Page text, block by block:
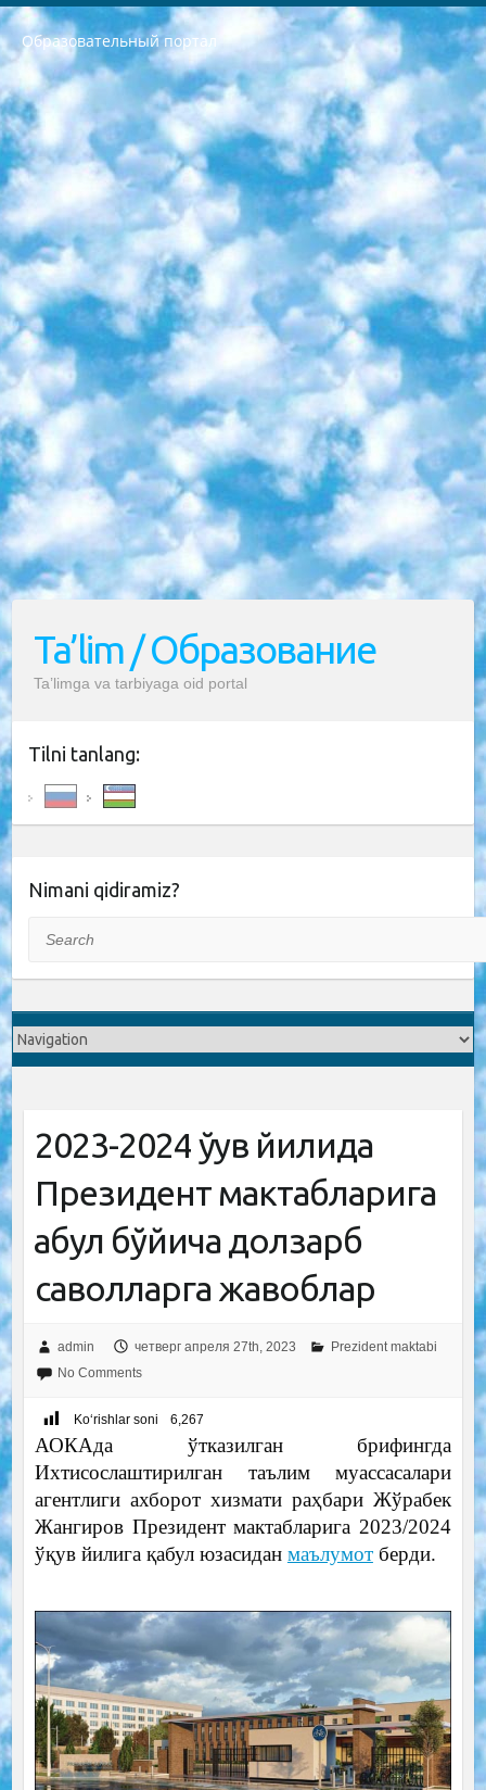
Образовательный портал
РЕСПУБЛИКА УЗБЕКИСТАН МИНИСТРЕРСТВО ДОШКОЛЬНОГО И ШКОЛЬНОГО ОБРАЗОВАНИЯ КОМАНДА в общеобразовательных учреждениях в 2023-2024 учебном году организация и проведение итоговой государственной аттестации обучающихся о Министра дошкольного и школьного образования Республики Узбекистан от 4 марта 2008 года (постановлением Минюста от 20 марта 2008 года № 1778 государственной регистрации) «Итоговое состояние учащихся общего среднего образования на основании положения об утверждении положения об аттестации общего среднего образования выпускной экзамен студентов в образовательных учреждениях в 2023-2024 учебном году В целях организации и прохождения аттестации приказываю: 1. Следующее: перечень предметов, по которым будет проводиться итоговая государственная аттестация и экзамен формы перевода согласно приложению 1; сертификаты международного образца, оценивающие уровень владения иностранными языками перечень согласно приложению 2; 2. Педагогический при специализированных образовательных учреждениях. научно-практический центр квалификации и международной оценки (Д.Давидова) 2024 г. До 25 марта: задания по предметам, по которым будет проводиться итоговая аттестация разработка и утверждение технических условий; итоговая аттестация на основании разработанного предметного задания разработка вопросов по предметам (устно и письменно), экзамен передача; общеобразовательные средние школы и специальные учебные заведения учащиеся выпускных классов школ и интернатов в агентской системе подготовка базы данных экзаменационных материалов и критериев оценки; перевод базы экзаменационных материалов на все языки обучения подать в Республиканский образовательный центр для изготовления; варианты экзаменов на основе разработанных контрольных материалов пусть будут поставлены задачи формирования. 3. Республиканский образовательный центр (Ш.Худайкулов) до 5 апреля 2024 года. до: база данных предоставленных экзаменационных материалов на все языки обучения перевод и экспертиза; для слепых, слабовидящих, глухих, слабослышащих и умственно отсталых детей учащиеся выпускных классов специализированных школ и школ-интернатов база данных экзаменационных материалов на всех преподаваемых языках подготовка критериев оценки; специализированные школы для умственно отсталых детей и технологии для учащихся выпускных классов школ-интернатов разработка соответствующих рекомендаций и критериев проведения ЕГЭ по естествознанию давать задания. 4. Педагогический при специализированных образовательных учреждениях. Научно-практический центр навыков и международной оценки (Д.Давидова), Республика образовательный центр (Худайкулов Ш.) итоговый государственный аттестационный экзамен ориентирован на творческое и логическое мышление при подготовке базы материалов учитывать введение заданий. 5. Следует отметить, что: сертификат государственного образца о знании общеобразовательного предмета и как минимум национальный уровень B1 по предметам на иностранных языках, указанным в Приложении 2. или международно признанный сертификат эквивалентного уровня студенты, изучающие определенный предмет, освобождаются от экзамена; по соответствующим предметам запланирована итоговая государственная аттестация за день до дня, путем жеребьевки Рабочей группой (в письменной форме по предметам, проводимым в форме) из числа сформированных вариантов выбрано 2 варианта; 2 выбранных варианта экзамена анонсированы на официальном сайте министерства и все выпускники по всей стране на основе этих вариантов проводит итоговую государственную аттестацию. 6. Государственное образование учащихся средних общеобразовательных учреждений. знания в соответствии с квалификационными требованиями, которые необходимо приобрести на основании стандартов итоговый (выпускной) контроль для 9 и 11 классов в целях тестирования Экзамены (далее – экзамены) состоят из предметов, перечисленных в приложении 1. будет сделано. 7. Экзамены пройдут с 26 мая по 15 июня 2024 г. (кроме науки физического воспитания). 8. Физическая для учащихся 9 классов общесредних образовательных учреждений. Экзамены по предмету «Образование, квалификация медицина» 1-6 мая 2024 года. сотрудники перевести под присмотр (с отклонениями в физическом или умственном развитии) специализированная школа для детей, школы-интернаты и со сколиозом школы-интернаты санаторного типа для больных детей исключены). 9. Он был слепым, слабовидящим и имел нарушения опорно-двигательного аппарата. экзамены в специализированных школах и интернатах для детей должны проводиться исходя из требований, предъявляемых к общеобразовательным учреждениям (физкультура кроме науки). 10. Специализированная школа для глухих и слабослышащих детей. и экзамены в интернатах и быть реализован в виде письменного теста по математике. 11. Специальность для умственно отсталых детей. Для 9 класса Родной язык и литературное письмо Государственный язык (язык обучения – узбекский). для неклассов) написано Математическое письмо Письменная/устная история Узбекистана Физическое воспитание практично Итоговый контроль Для 11 класса Написание родного языка и литературы (эссе) Математическое письмо Узбекский язык (обучение на узбекском языке) не посещающее общее среднее образование для учреждений)/Образовательное учреждение выбор письменный и устный Иностранный язык письменный/устный Письменная/устная история Узбекистана *По выбору студента:  Химия  Физика  Основы государственного права  География 10 бесплатных образовательных ресурсов - Мы составили подборку онлайн-проектов с интерактивными упражнениями, видеолекциями и статьями. Они помогут вам обрести новые и освежить старые знания бесплатно. 1. «ИНТУИТ» Старейшая образовательная площадка Рунета. Здесь вы найдёте сотни текстовых и видеокурсов на десятки различных тем — от программирования до психологии. Многие курсы подготовлены российскими университетами и крупными международными компаниями вроде Intel и Microsoft. Самостоятельное обучение бесплатное, но желающие могут оплатить услуги персональных наставников. 2. «Смартия» знакомит с актуальными профессиями и подсказывает, как им обучаться. Выбрав заинтересовавшую вас специальность — SMM-специалист, фотограф, веб-дизайнер или другую, — увидите список необходимых для неё умений. Чтобы вы могли освоить их самостоятельно, для каждого умения площадка отображает подборку ссылок на учебные материалы. Хотя «Смартия» ориентируется на русскоязычную аудиторию, часть контента всё же доступна только на английском. 3. «Лекторий Физтеха» Проект Московского физико-технического института (Физтеха). С его помощью вы можете смотреть онлайн серии лекций, записанные на видео в этом вузе. В числе доступных предметов — физика, биология, химия, информационные технологии и другие. К некоторым лекциям администрация ресурса прилагает готовые конспекты, которые можно скачивать в PDF-формате. 4. ITMOcourses Онлайн-площадка Санкт-Петербургского национального исследовательского университета информационных технологий, механики и оптики (ИТМО). Ресурс предоставляет свободный доступ к курсам, разработанным в этом вузе. Каталог материалов разбит на четыре категории: «Оптические системы и технологии», «Приборостроение и робототехника», «Информационные технологии» и «Биотехнологии». Курсы состоят из видеолекций, интерактивных демонстраций и заданий. 5. «КиберЛенинка» Электронная научная библиотека открытого доступа. Каталог площадки регулярно обрастает текстами статей из различных научных изданий. Сгруппированные по журналам и рубрикам публикации можно читать онлайн или скачивать целиком в PDF-формате. Проект нацелен на популяризацию науки за счёт открытого доступа к качественной информации. 6. «ПостНаука» На этом ресурсе публикуют подборки видеолекций, составленные экспертами из разных отраслей и объединённые общими темами. Среди них, к примеру, есть серии «Биоинформатика и геномика», «Культура средневековой Скандинавии» и Cinema Studies о теории кино. Каждая подборка лекций — логически связанная история, рассказанная экспертом от первого лица. Кроме того, на сайте появляются научно-образовательные статьи и тесты на разные темы. 7. «Newочём» Команда проекта «Newочём» отбирает самые интересные тексты из англоязычных СМИ и переводит те из них, за которые голосуют участники сообщества «ВКонтакте». По большей части это научно-популярные статьи. Редакторы придумывают лишь заголовки, в остальном содержание переводов соответствует оригиналам. Полные тексты можно читать прямо в социальной сети. 8. InternetUrok Онлайн-база материалов по основным дисциплинам школьной программы. Информация на сайте структурирована по классам, предметам и темам (урокам). Каждый урок состоит из видеолекций и конспектов. Есть также интерактивные тренажёры и тесты для закрепления пройденного материала. Даже если вы давно окончили школу, возможность повторить программу старших классов всегда может пригодиться. 9. Edutainme Ещё один ресурс об образовании. В отличие от Newtonew, как мне кажется, Edutainme больше ориентируется на представителей индустрии: педагогов, предпринимателей, разработчиков образовательных проектов. Но и любой, кто просто стремится к саморазвитию, найдёт на сайте много полезного и интересного для себя. Например, информацию о новых курсах и образовательных сервисах. 10. Newtonew Онлайн-медиа об образовании и обучении в широком смысле. Авторы Newtonew пишут об инструментах, заведениях, тактиках и стратегиях, которые помогают учить других и получать новые знания самостоятельно. На этой площадке вы найдёте новости, обзоры, аналитические мат
Ta’lim / Образование
Ta’limga va tarbiyaga oid portal
Tilni tanlang:
Nimani qidiramiz?
2023-2024 ўқув йилида
Президент мактабларига
қабул бўйича долзарб
саволларга жавоблар
admin четверг апреля 27th, 2023
Prezident maktabi
No Comments
Ko‘rishlar soni 6,267
АОКАда ўтказилган брифингда
Ихтисослаштирилган таълим муассасалари
агентлиги ахборот хизмати раҳбари Жўрабек
Жангиров Президент мактабларига 2023/2024
ўқув йилига қабул юзасидан маълумотберди.